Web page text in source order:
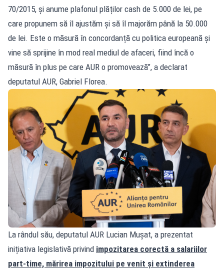
70/2015, și anume plafonul plăților cash de 5.000 de lei, pe
care propunem să îl ajustăm și să îl majorăm până la 50.000
de lei. Este o măsură în concordanță cu politica europeană și
vine să sprijine în mod real mediul de afaceri, fiind încă o
măsură în plus pe care AUR o promovează”, a declarat
deputatul AUR, Gabriel Florea.
La rândul său, deputatul AUR Lucian Mușat, a prezentat
inițiativa legislativă privind impozitarea corectă a salariilor
part-time, mărirea impozitului pe venit și extinderea